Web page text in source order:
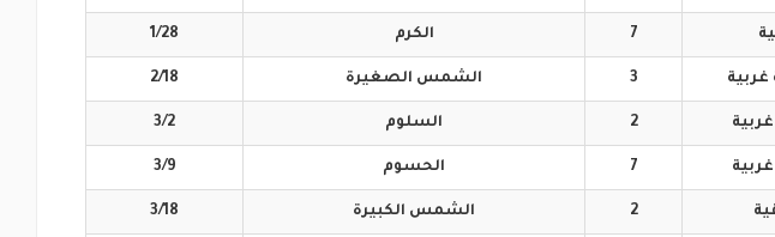
7 الكرم 1/28
غربية 3 الشمس الصغيرة 2/18
غربية 2 السلوم 3/2
غربية 7 الحسوم 3/9
2 الشمس الكبيرة 3/18